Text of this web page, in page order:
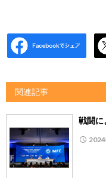
関連記事
戦闘に